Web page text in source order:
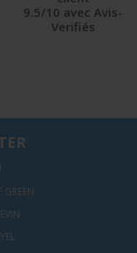
9.5/10 avec Avis-
Verifiés
GREEN